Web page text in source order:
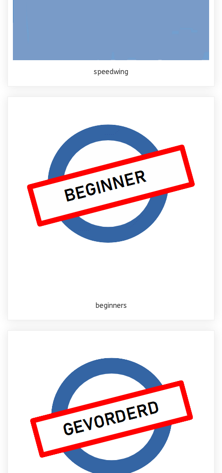
speedwing
beginners